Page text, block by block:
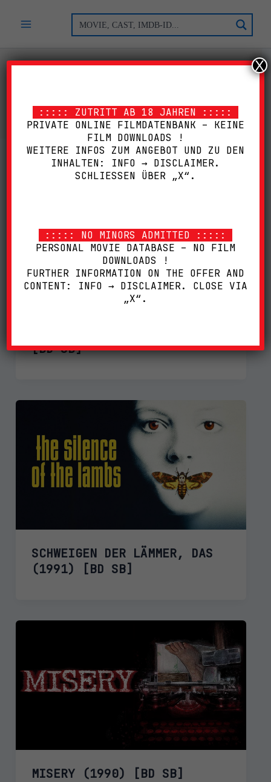
Inhalt
[BD SB]
SCHWEIGEN DER LÄMMER, DAS
(1991) [BD SB]
MISERY (1990) [BD SB]
::::: ZUTRITT AB 18 JAHREN :::::
PRIVATE ONLINE FILMDATENBANK – KEINE
FILM DOWNLOADS !
WEITERE INFOS ZUM ANGEBOT UND ZU DEN
INHALTEN: INFO → DISCLAIMER.
SCHLIESSEN ÜBER „X“.
::::: NO MINORS ADMITTED :::::
PERSONAL MOVIE DATABASE – NO FILM
DOWNLOADS !
FURTHER INFORMATION ON THE OFFER AND
CONTENT: INFO → DISCLAIMER. CLOSE VIA
„X“.
X